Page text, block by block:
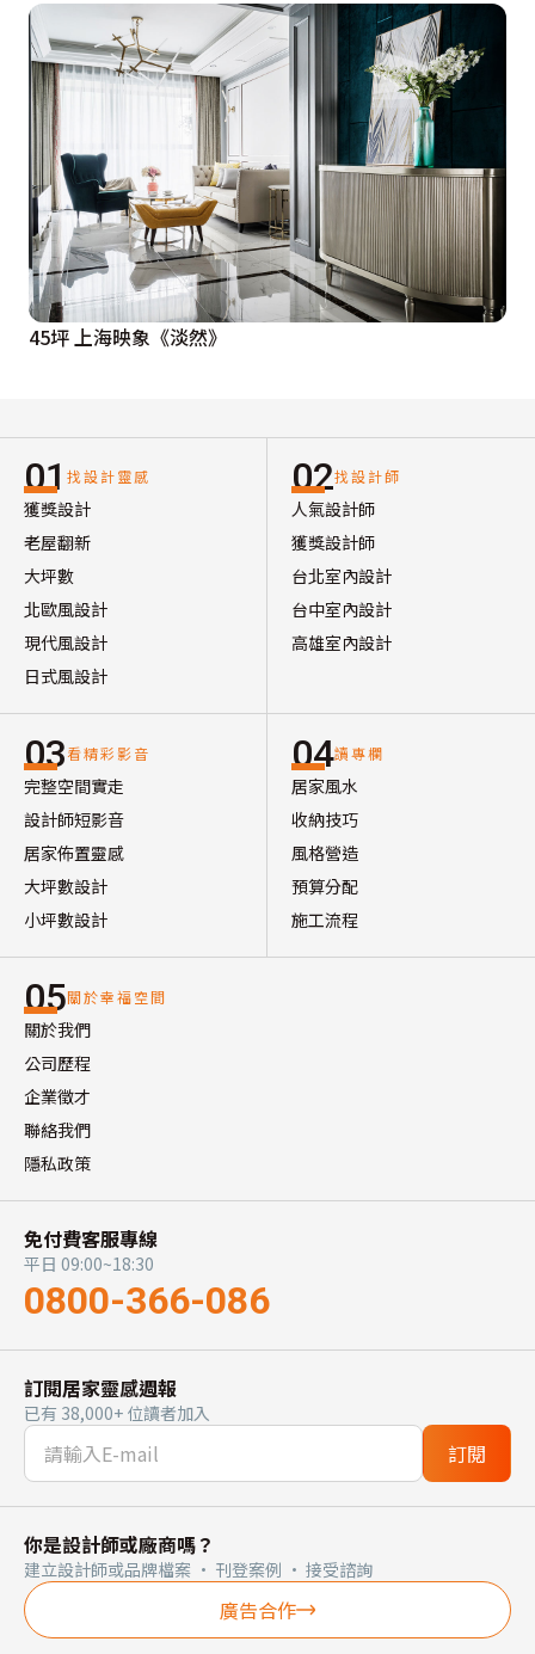
45坪 上海映象《淡然》
01 找設計靈感
獲獎設計
老屋翻新
大坪數
北歐風設計
現代風設計
日式風設計
02找設計師
人氣設計師
獲獎設計師
台北室內設計
台中室內設計
高雄室內設計
03看精彩影音
完整空間實走
設計師短影音
居家佈置靈感
大坪數設計
小坪數設計
04讀專欄
居家風水
收納技巧
風格營造
預算分配
施工流程
05關於幸福空間
關於我們
公司歷程
企業徵才
聯絡我們
隱私政策
免付費客服專線
平日 09:00~18:30
0800-366-086
訂閱居家靈感週報
已有 38,000+ 位讀者加入
訂閱
你是設計師或廠商嗎？
建立設計師或品牌檔案 · 刊登案例 · 接受諮詢
廣告合作